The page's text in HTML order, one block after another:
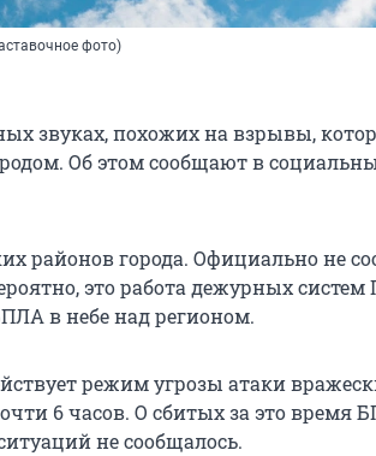
фото)
звуках, похожих на взрывы,
Об этом сообщают в
районов города. Официально не
это работа дежурных систем
в небе над регионом.
режим угрозы атаки
6 часов. О сбитых за это время
не сообщалось.